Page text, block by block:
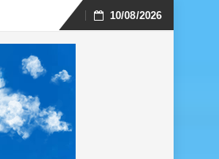
Skip
10/08/2026